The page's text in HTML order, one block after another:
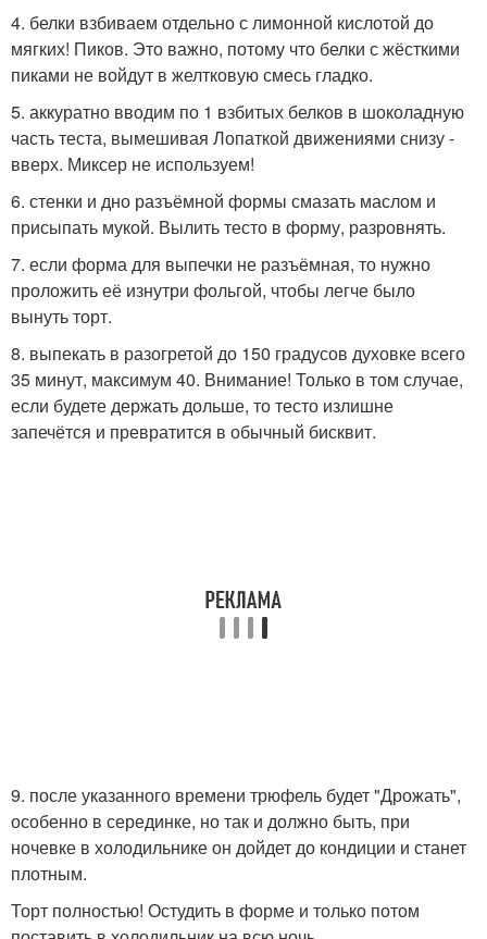
4. белки взбиваем отдельно с лимонной кислотой до
мягких! Пиков. Это важно, потому что белки с жёсткими
пиками не войдут в желтковую смесь гладко.
5. аккуратно вводим по 1 взбитых белков в шоколадную
часть теста, вымешивая Лопаткой движениями снизу -
вверх. Миксер не используем!
6. стенки и дно разъёмной формы смазать маслом и
присыпать мукой. Вылить тесто в форму, разровнять.
7. если форма для выпечки не разъёмная, то нужно
проложить её изнутри фольгой, чтобы легче было
вынуть торт.
8. выпекать в разогретой до 150 градусов духовке всего
35 минут, максимум 40. Внимание! Только в том случае,
если будете держать дольше, то тесто излишне
запечётся и превратится в обычный бисквит.
9. после указанного времени трюфель будет "Дрожать",
особенно в серединке, но так и должно быть, при
ночевке в холодильнике он дойдет до кондиции и станет
плотным.
Торт полностью! Остудить в форме и только потом